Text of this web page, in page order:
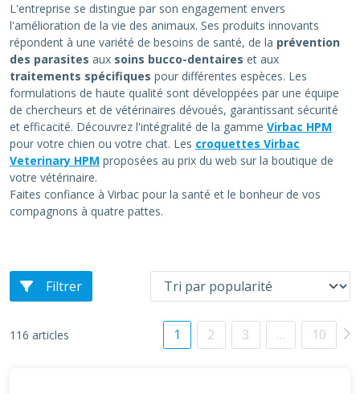
L'entreprise se distingue par son engagement envers
l'amélioration de la vie des animaux. Ses produits innovants
répondent à une variété de besoins de santé, de la prévention
des parasites aux soins bucco-dentaires et aux
traitements spécifiques pour différentes espèces. Les
formulations de haute qualité sont développées par une équipe
de chercheurs et de vétérinaires dévoués, garantissant sécurité
et efficacité. Découvrez l'intégralité de la gamme Virbac HPM
pour votre chien ou votre chat. Les croquettes Virbac
Veterinary HPM proposées au prix du web sur la boutique de
votre vétérinaire.
Faites confiance à Virbac pour la santé et le bonheur de vos
compagnons à quatre pattes.
Filtrer
116 articles 1 2 3 … 10